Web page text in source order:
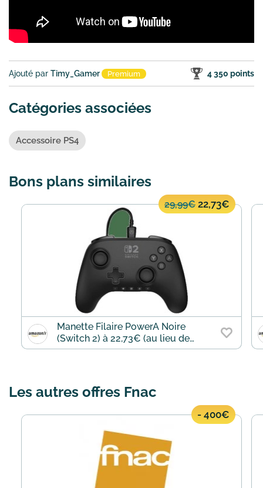
Ajouté par Timy_Gamer Premium 4 350 points
Catégories associées
Accessoire PS4
Bons plans similaires
29,99€ 22,73€
Manette Filaire PowerA Noire
(Switch 2) à 22,73€ (au lieu de
29,99€)
Les autres offres Fnac
- 400€